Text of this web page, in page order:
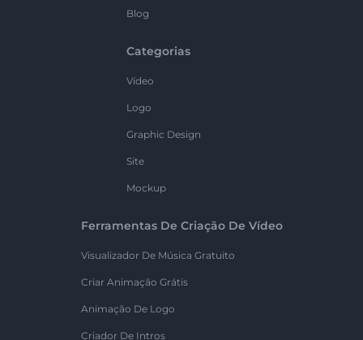
Blog
Categorias
Vídeo
Logo
Graphic Design
Site
Mockup
Ferramentas De Criação De Vídeo
Visualizador De Música Gratuito
Criar Animação Grátis
Animação De Logo
Criador De Intros